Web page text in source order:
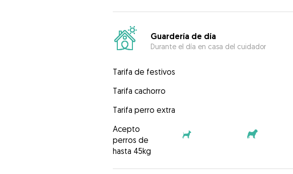
Guardería de día
Durante el día en casa del cuidador
Tarifa de festivos
Tarifa cachorro
Tarifa perro extra
Acepto
perros de
hasta 45kg